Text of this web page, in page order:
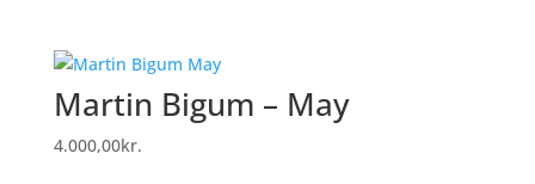
Martin Bigum – May
4.000,00kr.